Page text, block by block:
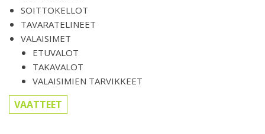
SOITTOKELLOT
TAVARATELINEET
VALAISIMET
ETUVALOT
TAKAVALOT
VALAISIMIEN TARVIKKEET
VAATTEET